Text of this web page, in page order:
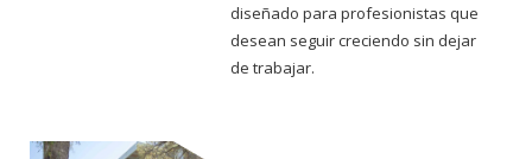
diseñado para profesionistas que
desean seguir creciendo sin dejar
de trabajar.